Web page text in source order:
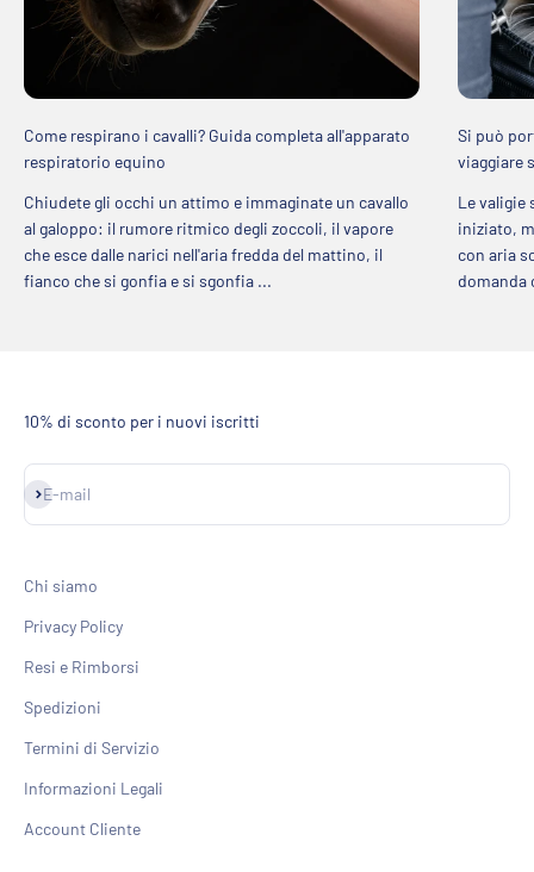
Come respirano i cavalli? Guida completa all'apparato
respiratorio equino
Chiudete gli occhi un attimo e immaginate un cavallo
al galoppo: il rumore ritmico degli zoccoli, il vapore
che esce dalle narici nell'aria fredda del mattino, il
fianco che si gonfia e si sgonfia ...
Si può
viaggiare
Le valigie
iniziato,
con aria
domanda
10% di sconto per i nuovi iscritti
E-mail
Iscriviti alla newsletter
Chi siamo
Privacy Policy
Resi e Rimborsi
Spedizioni
Termini di Servizio
Informazioni Legali
Account Cliente